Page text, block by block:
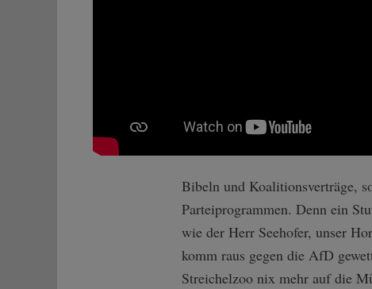
Bibeln und Koalitionsverträge,
Parteiprogrammen. Denn ein
wie der Herr Seehofer, unser
komm raus gegen die AfD
Streichelzoo nix mehr auf die